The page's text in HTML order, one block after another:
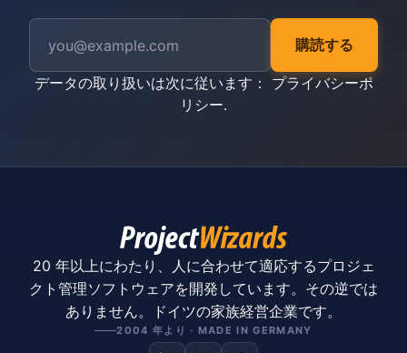
購読する
データの取り扱いは次に従います： プライバシーポ
リシー.
20 年以上にわたり、人に合わせて適応するプロジェ
クト管理ソフトウェアを開発しています。その逆では
ありません。ドイツの家族経営企業です。
2004 年より · MADE IN GERMANY